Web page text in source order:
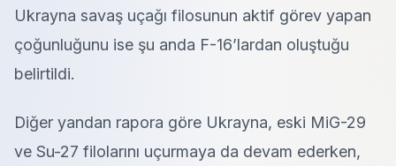
Ukrayna savaş uçağı filosunun aktif görev yapan
çoğunluğunu ise şu anda F-16’lardan oluştuğu
belirtildi.
Diğer yandan rapora göre Ukrayna, eski MiG-29
ve Su-27 filolarını uçurmaya da devam ederken,